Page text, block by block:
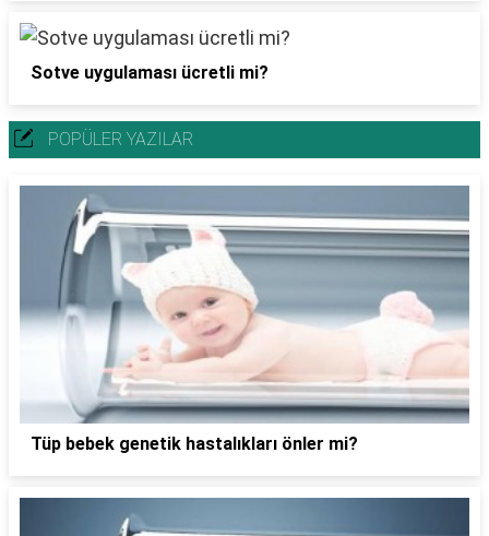
Sotve uygulaması ücretli mi?
POPÜLER YAZILAR
Tüp bebek genetik hastalıkları önler mi?